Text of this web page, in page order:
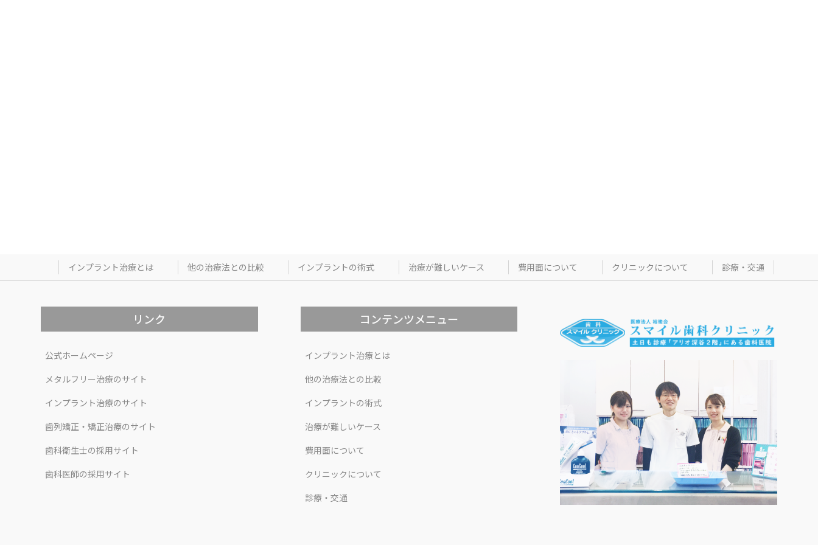
インプラント治療とは 他の治療法との比較 インプラントの術式 治療が難しいケース 費用面について クリニックについて 診療・交通
リンク
公式ホームページ
メタルフリー治療のサイト
インプラント治療のサイト
歯列矯正・矯正治療のサイト
歯科衛生士の採用サイト
歯科医師の採用サイト
コンテンツメニュー
インプラント治療とは
他の治療法との比較
インプラントの術式
治療が難しいケース
費用面について
クリニックについて
診療・交通